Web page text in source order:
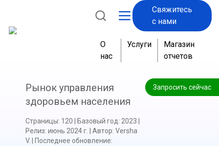
Свяжитесь
с нами
О
нас
Услуги
Магазин
отчетов
Запросить сейчас
Рынок управления
здоровьем населения
Страницы: 120 Базовый год: 2023
Релиз: июнь 2024 г. Автор: Versha
V.
Последнее обновление: